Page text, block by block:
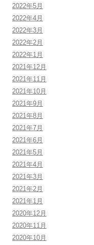
2022年5月
2022年4月
2022年3月
2022年2月
2022年1月
2021年12月
2021年11月
2021年10月
2021年9月
2021年8月
2021年7月
2021年6月
2021年5月
2021年4月
2021年3月
2021年2月
2021年1月
2020年12月
2020年11月
2020年10月